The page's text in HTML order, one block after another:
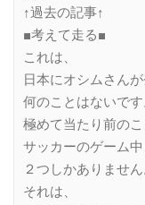
↑過去の記事↑
■考えて走る■
これは、
日本にオシムさん
何のことはないです
極めて当たり前のこ
サッカーのゲーム
２つしかありません
それは、